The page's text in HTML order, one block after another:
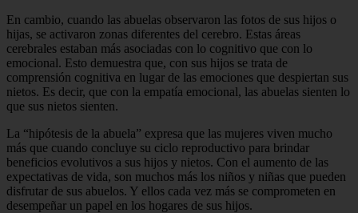
En cambio, cuando las abuelas observaron las fotos de sus hijos o
hijas, se activaron zonas diferentes del cerebro. Estas áreas
cerebrales estaban más asociadas con lo cognitivo que con lo
emocional. Esto demuestra que, con sus hijos se trata de
comprensión cognitiva en lugar de las emociones que despiertan sus
nietos. Es decir, que con la empatía emocional, las abuelas sienten lo
que sus nietos sienten.
La “hipótesis de la abuela” expresa que las mujeres viven mucho
más que cuando concluye su ciclo reproductivo para brindar
beneficios evolutivos a sus hijos y nietos. Con el aumento de las
expectativas de vida, son muchos más los niños y niñas que pueden
disfrutar de sus abuelos. Y ellos cada vez más se comprometen en
desempeñar un papel en los hogares de sus hijos.